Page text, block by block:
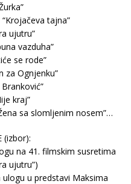
tajna”
ujutru”
vazduha”
se rode”
za Ognjenku”
kraj”
sa slomljenim nosem”…
(izbor):
na 41. filmskim susretima
ujutru”)
ulogu u predstavi Maksima